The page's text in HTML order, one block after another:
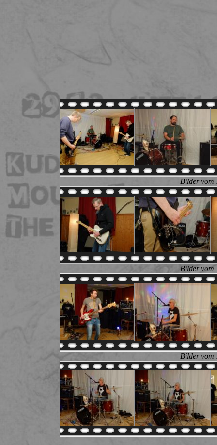
Bilder vom
Bilder vom
Bilder vom